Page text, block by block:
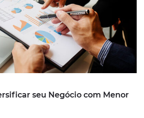
seu Negócio com Menor